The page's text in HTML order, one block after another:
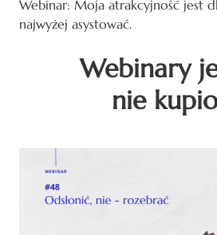
Webinar: Moja atrakcyjność jest
najwyżej asystować.
Webinary
nie